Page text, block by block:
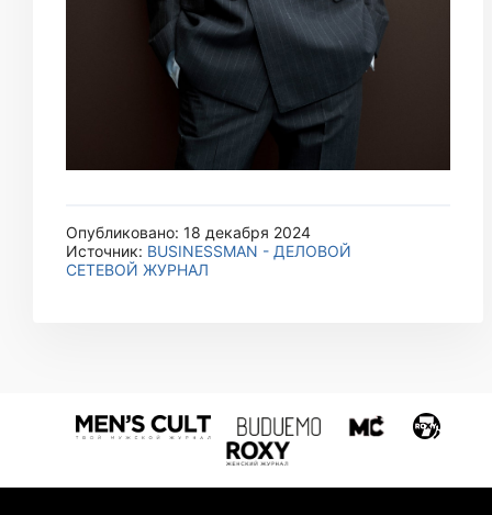
Опубликовано: 18 декабря 2024
Источник: BUSINESSMAN - ДЕЛОВОЙ
СЕТЕВОЙ ЖУРНАЛ